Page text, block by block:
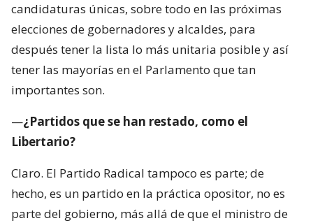
candidaturas únicas, sobre todo en las próximas
elecciones de gobernadores y alcaldes, para
después tener la lista lo más unitaria posible y así
tener las mayorías en el Parlamento que tan
importantes son.
—¿Partidos que se han restado, como el
Libertario?
Claro. El Partido Radical tampoco es parte; de
hecho, es un partido en la práctica opositor, no es
parte del gobierno, más allá de que el ministro de